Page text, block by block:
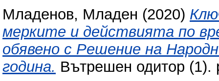
Младенов, Младен (2020)
мерките и действията по
обявено с Решение на
година. Вътрешен одитор (1).